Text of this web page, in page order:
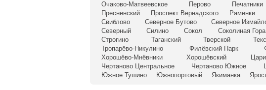
Очаково-Матвеевское
Перово Печатники
Пресненский
Проспект Вернадского Раменки
Свиблово
Северное Бутово Северное
Северный
Силино Сокол Соколиная Гора
Строгино
Таганский Тверской
Тропарёво-Никулино
Филёвский Парк
Хорошёво-Мнёвники
Хорошёвский
Чертаново Центральное
Чертаново Южное
Южное Тушино
Южнопортовый Якиманка